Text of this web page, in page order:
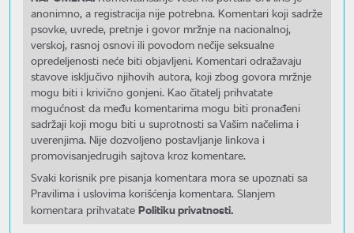
anonimno, a registracija nije potrebna. Komentari koji sadrže
psovke, uvrede, pretnje i govor mržnje na nacionalnoj,
verskoj, rasnoj osnovi ili povodom nečije seksualne
opredeljenosti neće biti objavljeni. Komentari odražavaju
stavove isključivo njihovih autora, koji zbog govora mržnje
mogu biti i krivično gonjeni. Kao čitatelj prihvatate
mogućnost da među komentarima mogu biti pronađeni
sadržaji koji mogu biti u suprotnosti sa Vašim načelima i
uverenjima. Nije dozvoljeno postavljanje linkova i
promovisanjedrugih sajtova kroz komentare.
Svaki korisnik pre pisanja komentara mora se upoznati sa
Pravilima i uslovima korišćenja komentara. Slanjem
komentara prihvatate Politiku privatnosti.